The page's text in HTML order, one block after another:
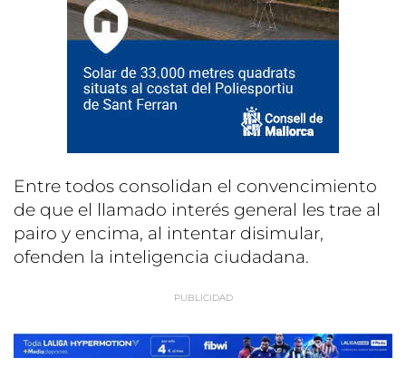
Entre todos consolidan el convencimiento
de que el llamado interés general les trae al
pairo y encima, al intentar disimular,
ofenden la inteligencia ciudadana.